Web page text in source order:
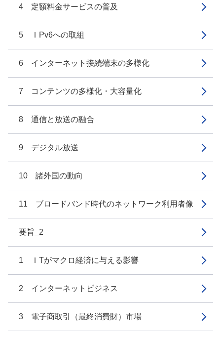
4 定額料金サービスの普及
5 ＩPv6への取組
6 インターネット接続端末の多様化
7 コンテンツの多様化・大容量化
8 通信と放送の融合
9 デジタル放送
10 諸外国の動向
11 ブロードバンド時代のネットワーク利用者像
要旨_2
1 ＩTがマクロ経済に与える影響
2 インターネットビジネス
3 電子商取引（最終消費財）市場